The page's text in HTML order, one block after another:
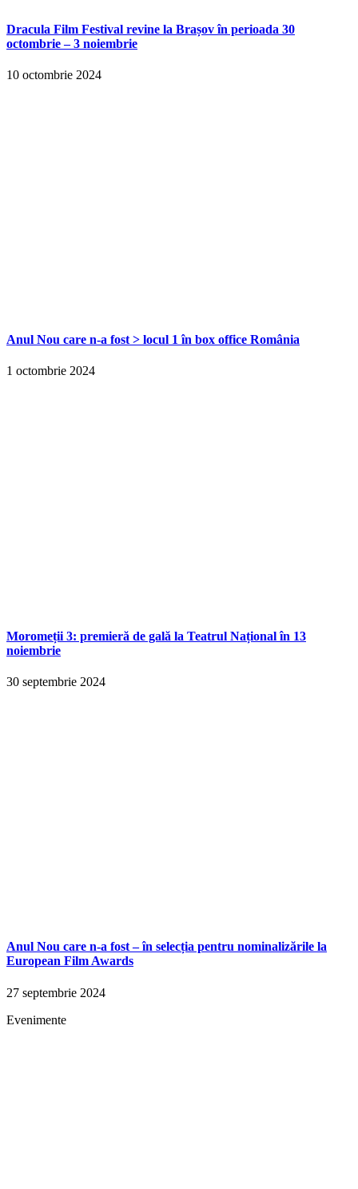
Dracula Film Festival revine la Brașov în perioada 30
octombrie – 3 noiembrie
10 octombrie 2024
Anul Nou care n-a fost > locul 1 în box office România
1 octombrie 2024
Moromeții 3: premieră de gală la Teatrul Național în 13
noiembrie
30 septembrie 2024
Anul Nou care n-a fost – în selecția pentru nominalizările la
European Film Awards
27 septembrie 2024
Evenimente